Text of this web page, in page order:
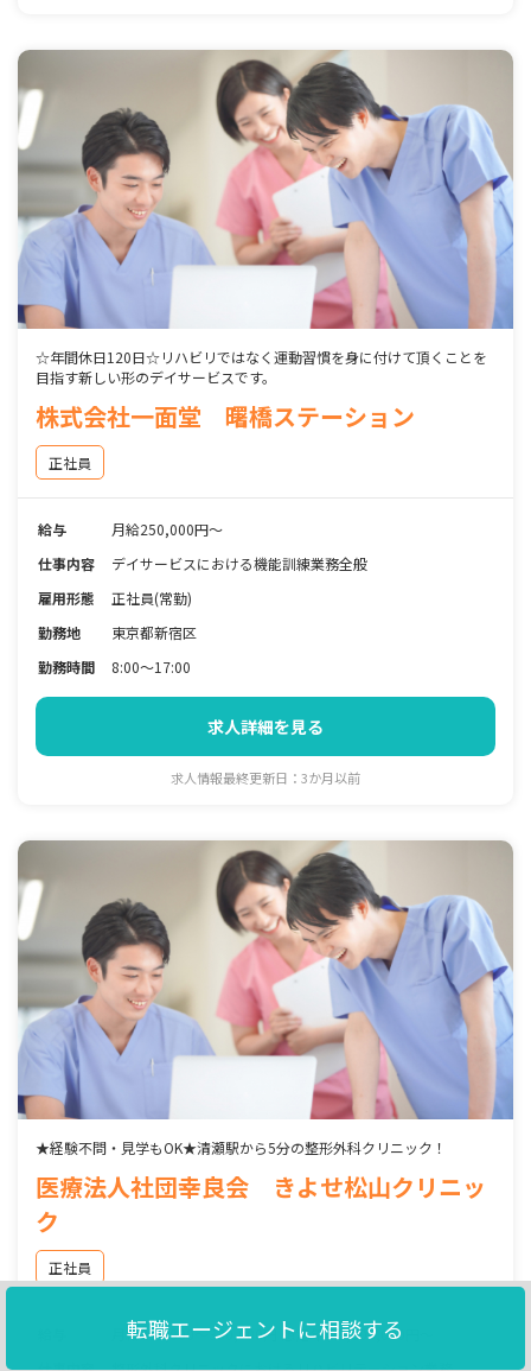
☆年間休日120日☆リハビリではなく運動習慣を身に付けて頂くことを
目指す新しい形のデイサービスです。
株式会社一面堂 曙橋ステーション
正社員
給与
月給250,000円～
仕事内容
デイサービスにおける機能訓練業務全般
雇用形態
正社員(常勤)
勤務地
東京都新宿区
勤務時間
8:00～17:00
求人詳細を見る
求人情報最終更新日：3か月以前
★経験不問・見学もOK★清瀬駅から5分の整形外科クリニック！
医療法人社団幸良会 きよせ松山クリニッ
ク
正社員
月給210,000～330,000円 想定年収3,000,000円～
転職エージェントに相談する